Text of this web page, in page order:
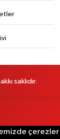
saklıdır.
çerezler